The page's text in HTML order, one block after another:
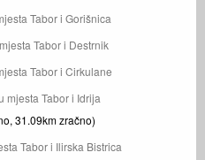
Tabor i Gorišnica
Tabor i Destrnik
Tabor i Cirkulane
mjesta Tabor i Idrija
31.09km zračno)
Tabor i Ilirska Bistrica